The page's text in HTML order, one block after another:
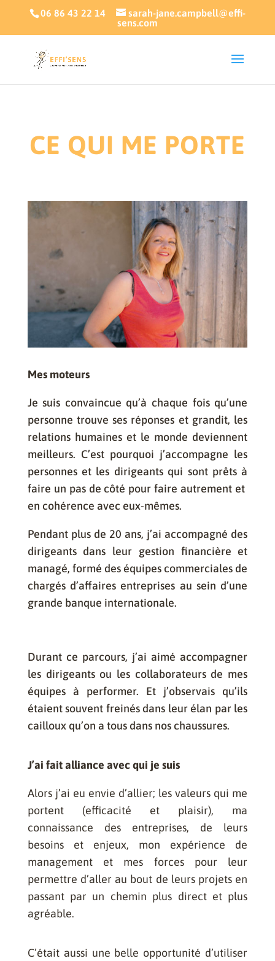
06 86 43 22 14
sarah-jane.campbell@effi-
sens.com
CE QUI ME PORTE
Mes moteurs
Je suis convaincue qu’à chaque fois qu’une
personne trouve ses réponses et grandit, les
relations humaines et le monde deviennent
meilleurs. C’est pourquoi j’accompagne les
personnes et les dirigeants qui sont prêts à
faire un pas de côté pour faire autrement et
en cohérence avec eux-mêmes.
Pendant plus de 20 ans, j’ai accompagné des
dirigeants dans leur gestion financière et
managé, formé des équipes commerciales de
chargés d’affaires entreprises au sein d’une
grande banque internationale.
Durant ce parcours, j’ai aimé accompagner
les dirigeants ou les collaborateurs de mes
équipes à performer. Et j’observais qu’ils
étaient souvent freinés dans leur élan par les
cailloux qu’on a tous dans nos chaussures.
J’ai fait alliance avec qui je suis
Alors j’ai eu envie d’allier; les valeurs qui me
portent (efficacité et plaisir), ma
connaissance des entreprises, de leurs
besoins et enjeux, mon expérience de
management et mes forces pour leur
permettre d’aller au bout de leurs projets en
passant par un chemin plus direct et plus
agréable.
C’était aussi une belle opportunité d’utiliser